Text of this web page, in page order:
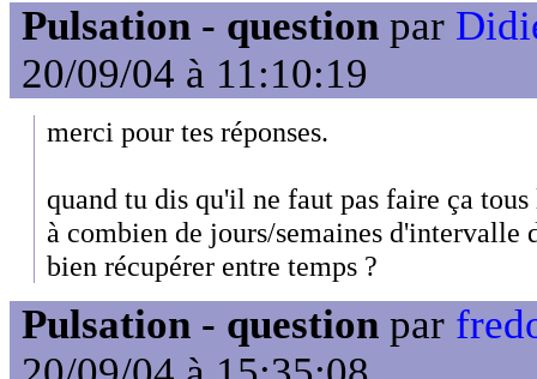
Pulsation - question par
20/09/04 à 11:10:19
merci pour tes réponses.
quand tu dis qu'il ne faut pas faire ça
à combien de jours/semaines d'intervalle
bien récupérer entre temps ?
Pulsation - question par